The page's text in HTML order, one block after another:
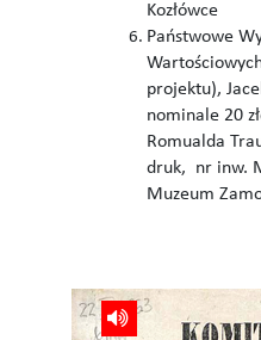
Kozłówce
Państwowe
projektu),
nominale 20
Romualda
druk, nr inw.
Muzeum